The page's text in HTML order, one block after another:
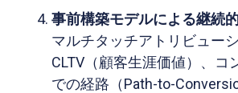
事前構築モデルによる継続
マルチタッチアトリビューシ
CLTV（顧客生涯価値）、コ
での経路（Path-to-